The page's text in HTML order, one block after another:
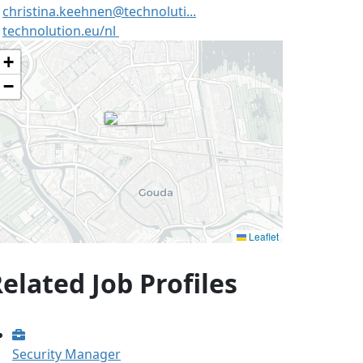
christina.keehnen@technoluti...
technolution.eu/nl
+
−
Leaflet
Job Profiles
Security Manager